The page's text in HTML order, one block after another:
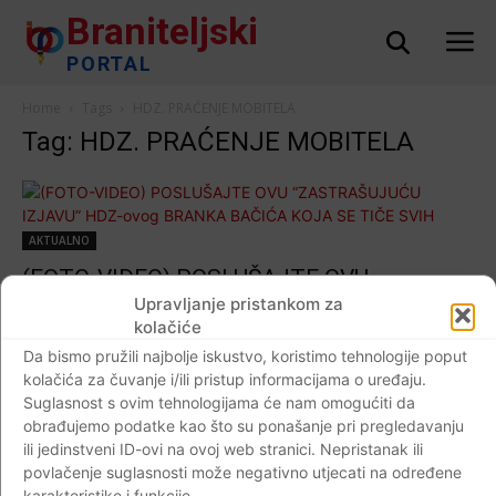
Upravljanje pristankom za
kolačiće
Da bismo pružili najbolje iskustvo, koristimo tehnologije poput
kolačića za čuvanje i/ili pristup informacijama o uređaju.
Suglasnost s ovim tehnologijama će nam omogućiti da
obrađujemo podatke kao što su ponašanje pri pregledavanju
ili jedinstveni ID-ovi na ovoj web stranici. Nepristanak ili
povlačenje suglasnosti može negativno utjecati na određene
Braniteljski
PORTAL
Tag: HDZ. PRAĆENJE MOBITELA
AKTUALNO
(FOTO-VIDEO) POSLUŠAJTE OVU
“ZASTRAŠUJUĆU IZJAVU” HDZ-ovog
BRANKA BAČIĆA KOJA SE TIČE SVIH
NAS…
Braniteljski portal - 02.04.2020